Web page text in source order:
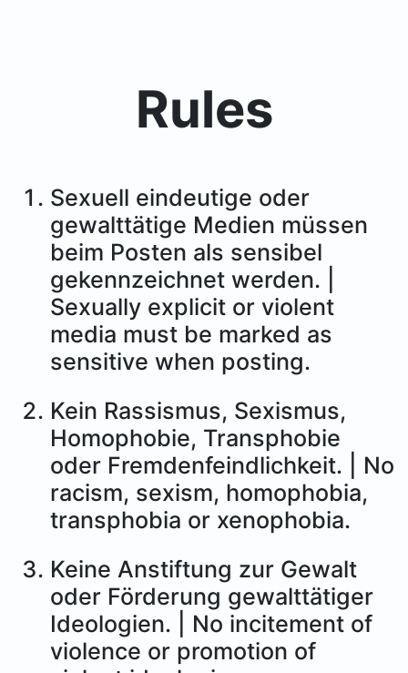
Rules
Sexuell eindeutige oder
gewalttätige Medien müssen
beim Posten als sensibel
gekennzeichnet werden. |
Sexually explicit or violent
media must be marked as
sensitive when posting.
Kein Rassismus, Sexismus,
Homophobie, Transphobie
oder Fremdenfeindlichkeit. | No
racism, sexism, homophobia,
transphobia or xenophobia.
Keine Anstiftung zur Gewalt
oder Förderung gewalttätiger
Ideologien. | No incitement of
violence or promotion of